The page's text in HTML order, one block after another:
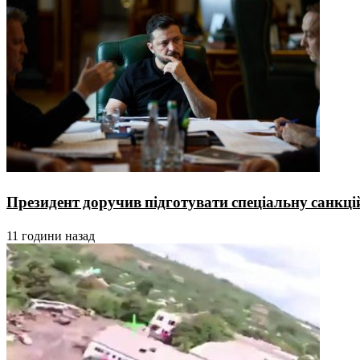
Президент доручив підготувати спеціальну
11 години назад